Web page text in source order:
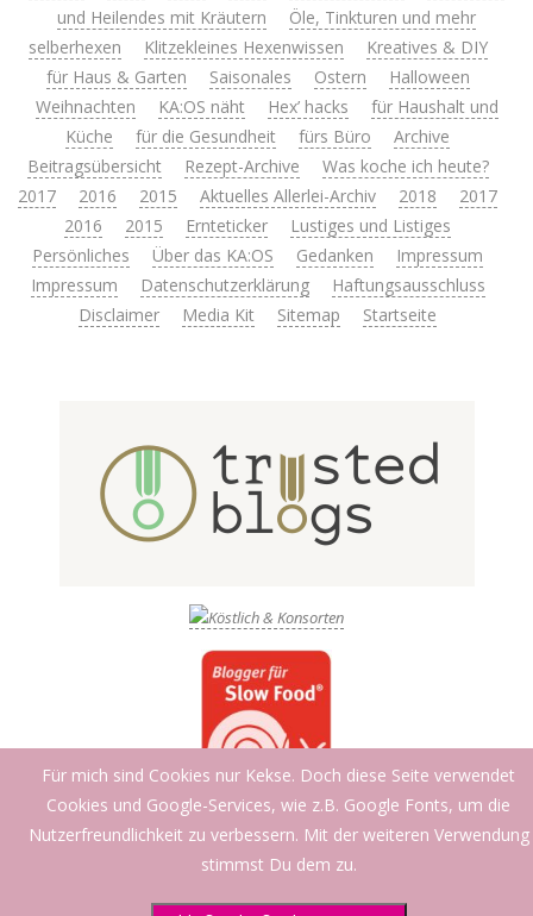
und Heilendes mit Kräutern
Öle, Tinkturen und mehr
selberhexen
Klitzekleines Hexenwissen
Kreatives & DIY
für Haus & Garten
Saisonales Ostern
Halloween
Weihnachten
KA:OS näht Hex’ hacks
für Haushalt und
Küche
für die Gesundheit fürs Büro
Archive
Beitragsübersicht
Rezept-Archive
Was koche ich heute?
2017
2016 2015 Aktuelles Allerlei-Archiv 2018
2017
2016
2015 Ernteticker
Lustiges und Listiges
Persönliches
Über das KA:OS Gedanken
Impressum
Impressum
Datenschutzerklärung
Haftungsausschluss
Disclaimer
Media Kit Sitemap Startseite
Für mich sind Cookies nur Kekse. Doch diese Seite verwendet
Cookies und Google-Services, wie z.B. Google Fonts, um die
Nutzerfreundlichkeit zu verbessern. Mit der weiteren Verwendung
stimmst Du dem zu.